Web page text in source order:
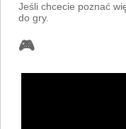
Jeśli chcecie poznać
do gry.
🎮